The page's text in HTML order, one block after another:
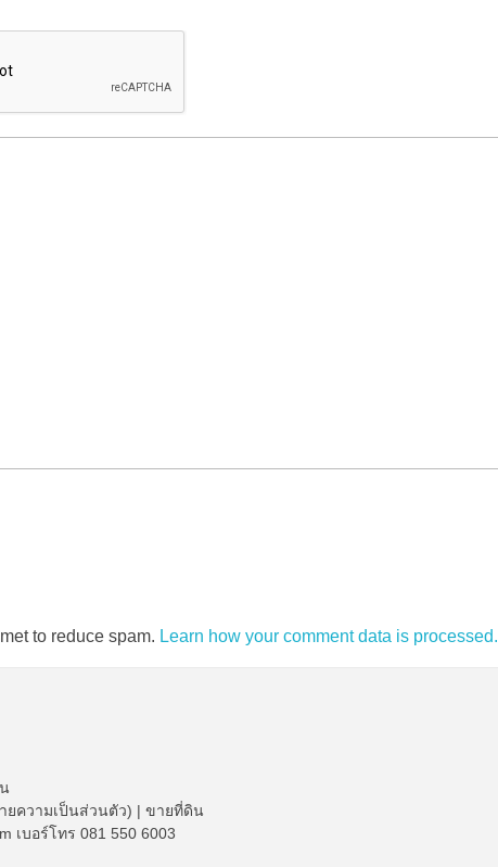
to reduce spam. Learn how your comment data is processed.
ยความเป็นส่วนตัว) | ขายที่ดิน
เบอร์โทร 081 550 6003